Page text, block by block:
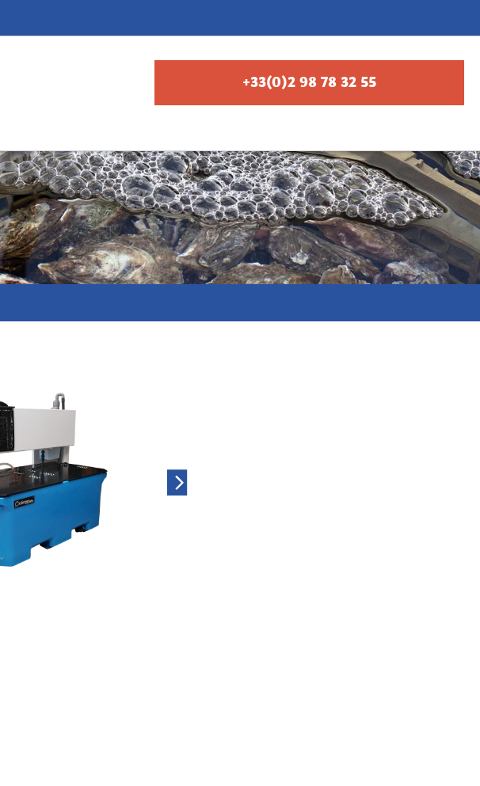
+33(0)2 98 78 32 55